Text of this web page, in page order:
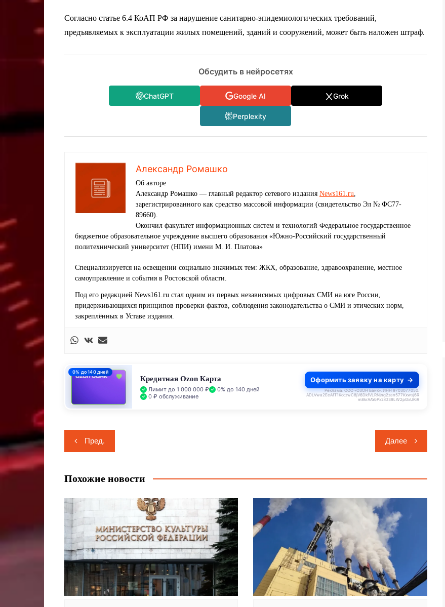
Согласно статье 6.4 КоАП РФ за нарушение санитарно-эпидемиологических требований,
предъявляемых к эксплуатации жилых помещений, зданий и сооружений, может быть наложен штраф.
Обсудить в нейросетях
ChatGPT Google AI Grok
Perplexity
Александр Ромашко
Об авторе
Александр Ромашко — главный редактор сетевого издания News161.ru,
зарегистрированного как средство массовой информации (свидетельство Эл № ФС77-
89660).
Окончил факультет информационных систем и технологий Федеральное государственное
бюджетное образовательное учреждение высшего образования «Южно-Российский государственный
политехнический университет (НПИ) имени М. И. Платова»
Специализируется на освещении социально значимых тем: ЖКХ, образование, здравоохранение, местное
самоуправление и события в Ростовской области.
Под его редакцией News161.ru стал одним из первых независимых цифровых СМИ на юге России,
придерживающихся принципов проверки фактов, соблюдения законодательства о СМИ и этических норм,
закреплённых в Уставе издания.
0% до 140 дней
Кредитная Ozon Карта
Лимит до 1 000 000 ₽
0% до 140 дней
0 ₽ обслуживание
Оформить заявку на карту
Реклама. ООО «ОЗОН Банк». ИНН 9703077050.
ADLVwa2EeAfT1KcczwC8jV6DkfVLRNjng2zan577Kxwsj6R
m8krAAYoPx2rD39LW2pGxUKiR
Навигация
по
записям
Пред. Далее
Похожие новости